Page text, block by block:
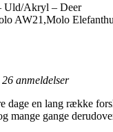
Uld/Akryl – Deer
AW21,Molo
26 anmeldelser
en lang række
mange gange